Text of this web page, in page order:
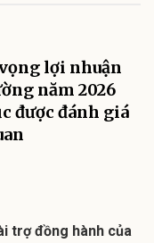
lợi nhuận
năm 2026
được đánh giá
trợ đồng hành của